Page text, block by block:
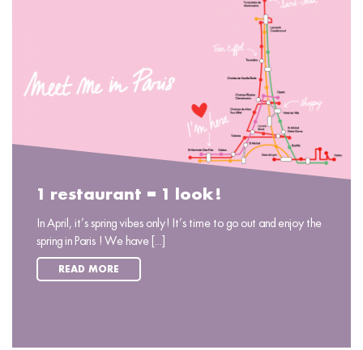
1 restaurant = 1 look!
In April, it’s spring vibes only! It’s time to go out and enjoy the
spring in Paris ! We have [...]
READ MORE